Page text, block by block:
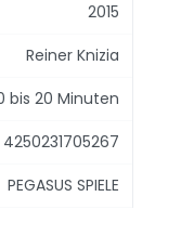
2015
Reiner Knizia
bis 20 Minuten
4250231705267
PEGASUS SPIELE